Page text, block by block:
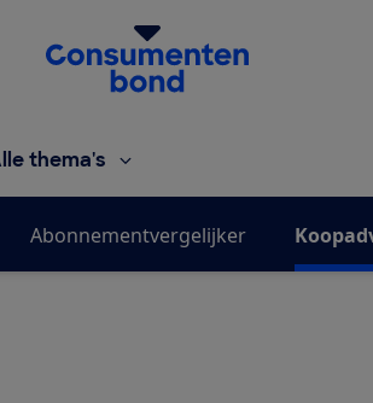
Homepage van de Consumentenbond
thema's
Abonnementvergelijker